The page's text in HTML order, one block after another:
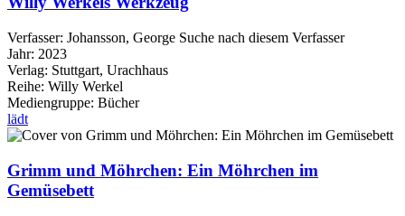
Verfasser: Johansson, George Suche nach diesem Verfasser
Jahr: 2023
Verlag: Stuttgart, Urachhaus
Reihe: Willy Werkel
Mediengruppe: Bücher
lädt
Grimm und Möhrchen: Ein Möhrchen im
Gemüsebett